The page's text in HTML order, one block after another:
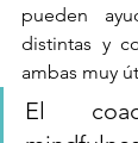
pueden
distintas y
ambas muy
El